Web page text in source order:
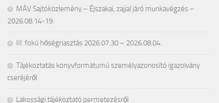
MÁV Sajtóközlemény – Éjszakai, zajjal járó munkavégzés –
2026.08.14-19.
III. fokú hőségriasztás 2026.07.30 – 2026.08.04.
Tájékoztatás könyvformátumú személyazonosító igazolvány
cseréjéről
Lakossági tájékoztató permetezésről